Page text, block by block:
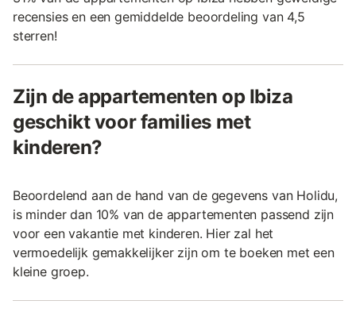
recensies en een gemiddelde beoordeling van 4,5
sterren!
Zijn de appartementen op Ibiza
geschikt voor families met
kinderen?
Beoordelend aan de hand van de gegevens van Holidu,
is minder dan 10% van de appartementen passend zijn
voor een vakantie met kinderen. Hier zal het
vermoedelijk gemakkelijker zijn om te boeken met een
kleine groep.